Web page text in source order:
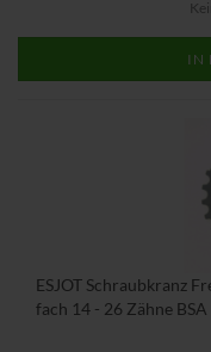
IN
ESJOT Schraubkranz
fach 14 - 26 Zähne BSA